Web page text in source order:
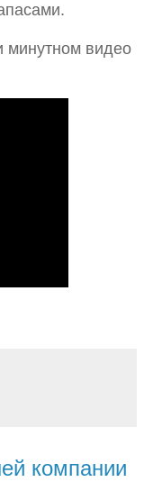
минутном видео
компании